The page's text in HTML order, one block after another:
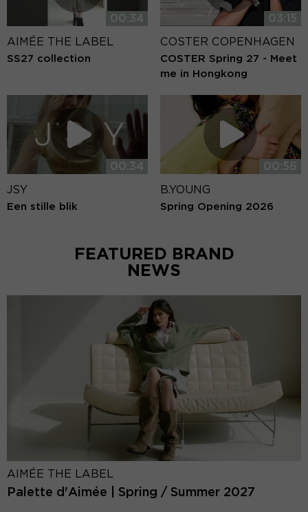
00:34
AIMÉE THE LABEL
SS27 collection
03:15
COSTER COPENHAGEN
COSTER Spring 27 - Meet
me in Hongkong
00:34
JSY
Een stille blik
00:56
B.YOUNG
Spring Opening 2026
FEATURED BRAND
NEWS
AIMÉE THE LABEL
Palette d'Aimée | Spring / Summer 2027